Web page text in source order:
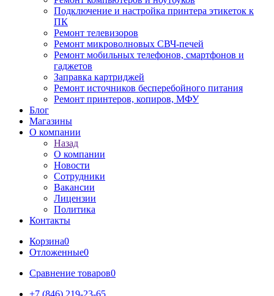
Подключение и настройка принтера этикеток к
ПК
Ремонт телевизоров
Ремонт микроволновых СВЧ-печей
Ремонт мобильных телефонов, смартфонов и
гаджетов
Заправка картриджей
Ремонт источников бесперебойного питания
Ремонт принтеров, копиров, МФУ
Блог
Магазины
О компании
Назад
О компании
Новости
Сотрудники
Вакансии
Лицензии
Политика
Контакты
Корзина0
Отложенные0
Сравнение товаров0
+7 (846) 219-23-65